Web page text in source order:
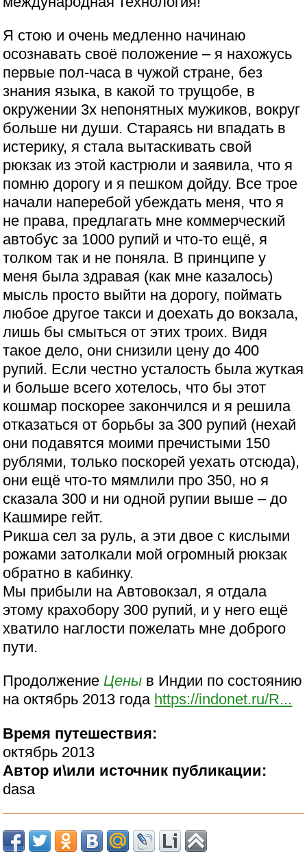
Я стою и очень медленно начинаю
осознавать своё положение – я нахожусь
первые пол-часа в чужой стране, без
знания языка, в какой то трущобе, в
окружении 3х непонятных мужиков, вокруг
больше ни души. Стараясь ни впадать в
истерику, я стала вытаскивать свой
рюкзак из этой кастрюли и заявила, что я
помню дорогу и я пешком дойду. Все трое
начали наперебой убеждать меня, что я
не права, предлагать мне коммерческий
автобус за 1000 рупий и что-то ещё, я
толком так и не поняла. В принципе у
меня была здравая (как мне казалось)
мысль просто выйти на дорогу, поймать
любое другое такси и доехать до вокзала,
лишь бы смыться от этих троих. Видя
такое дело, они снизили цену до 400
рупий. Если честно усталость была жуткая
и больше всего хотелось, что бы этот
кошмар поскорее закончился и я решила
отказаться от борьбы за 300 рупий (нехай
они подавятся моими пречистыми 150
рублями, только поскорей уехать отсюда),
они ещё что-то мямлили про 350, но я
сказала 300 и ни одной рупии выше – до
Кашмире гейт.
Рикша сел за руль, а эти двое с кислыми
рожами затолкали мой огромный рюкзак
обратно в кабинку.
Мы прибыли на Автовокзал, я отдала
этому крахобору 300 рупий, и у него ещё
хватило наглости пожелать мне доброго
пути.
ПродолжениеЦены в Индии по состоянию
на октябрь 2013 года https://indonet.ru/R...
Время путешествия:
октябрь 2013
Автор и\или источник публикации:
dasa